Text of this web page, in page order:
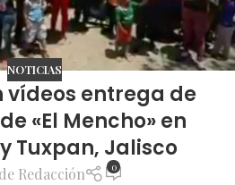
NOTICIAS
vídeos entrega de
«El Mencho» en
Tuxpan, Jalisco
Redacción 0